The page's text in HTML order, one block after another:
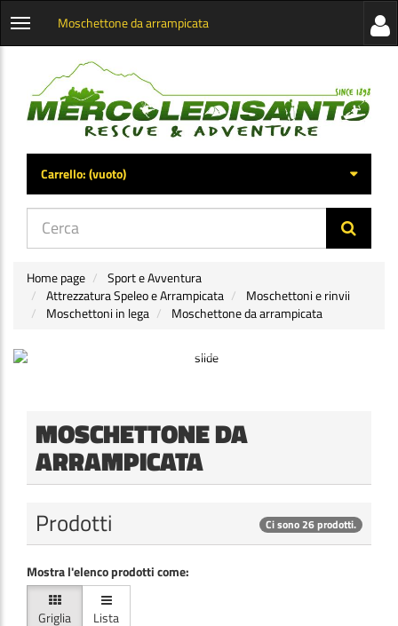
Apri
categorie
Moschettone da arrampicata
di
Carrello:(vuoto)
Home page
Sport e Avventura
Attrezzatura Speleo e Arrampicata
Moschettoni e rinvii
Moschettoni in lega
Moschettone da arrampicata
MOSCHETTONE DA
ARRAMPICATA
Prodotti Ci sono 26 prodotti.
Mostra l'elenco prodotti come:
Griglia
Lista